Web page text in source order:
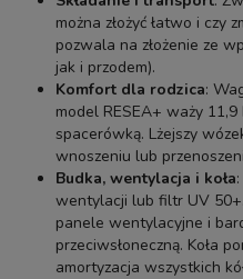
można złożyć łatwo i czy
pozwala na złożenie ze
jak i przodem).
Komfort dla rodzica:
model RESEA+ waży
spacerówką. Lżejszy
wnoszeniu lub
Budka, wentylacja i koła
wentylacji lub filtr UV
panele wentylacyjne i
przeciwsłoneczną. Koła
amortyzacja wszystkich